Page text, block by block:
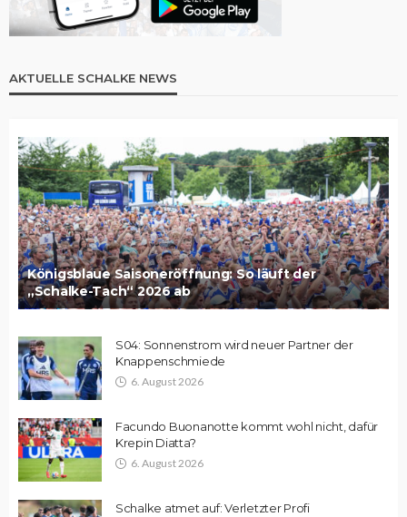
AKTUELLE SCHALKE NEWS
Königsblaue Saisoneröffnung: So läuft der
„Schalke-Tach“ 2026 ab
S04: Sonnenstrom wird neuer Partner der
Knappenschmiede
6. August 2026
Facundo Buonanotte kommt wohl nicht, dafür
Krepin Diatta?
6. August 2026
Schalke atmet auf: Verletzter Profi